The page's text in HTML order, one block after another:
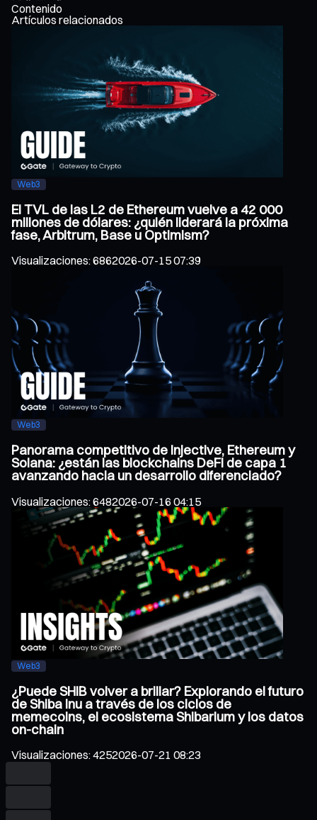
Contenido
Artículos relacionados
Web3
El TVL de las L2 de Ethereum vuelve a 42 000
millones de dólares: ¿quién liderará la próxima
fase, Arbitrum, Base u Optimism?
Visualizaciones:6862026-07-15 07:39
Web3
Panorama competitivo de Injective, Ethereum y
Solana: ¿están las blockchains DeFi de capa 1
avanzando hacia un desarrollo diferenciado?
Visualizaciones:6482026-07-16 04:15
Web3
¿Puede SHIB volver a brillar? Explorando el futuro
de Shiba Inu a través de los ciclos de
memecoins, el ecosistema Shibarium y los datos
on-chain
Visualizaciones:4252026-07-21 08:23